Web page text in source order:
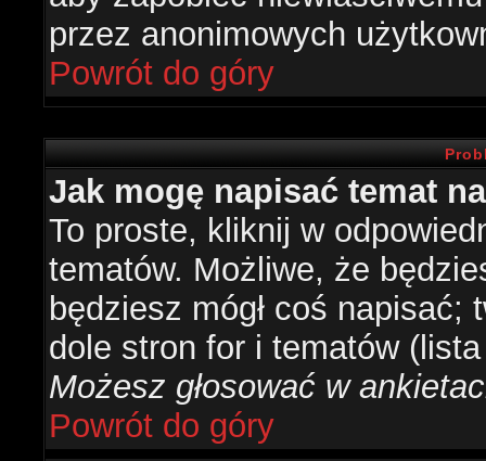
przez anonimowych
Powrót do góry
Jak mogę napisać temat
To proste, kliknij w
tematów. Możliwe, że
będziesz mógł coś
dole stron for i tematów
Możesz głosować w
Powrót do góry